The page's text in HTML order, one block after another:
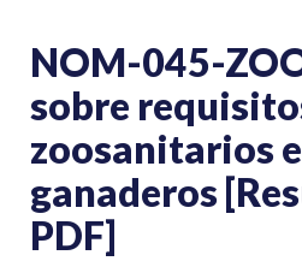
NOM-045-
sobre
zoosanitarios
ganaderos
PDF]